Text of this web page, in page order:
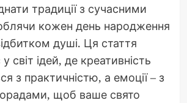
традиції з сучасними
кожен день народження
душі. Ця стаття
світ ідей, де креативність
з практичністю, а емоції – з
щоб ваше свято